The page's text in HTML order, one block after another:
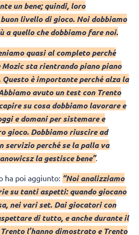
un bene; quindi, loro
livello di gioco. Noi dobbiamo
a quello che dobbiamo fare noi.
quasi al completo perché
Mozic sta rientrando piano piano
Questo è importante perché alza la
avuto un test con Trento
su cosa dobbiamo lavorare e
e domani per sistemare e
gioco. Dobbiamo riuscire ad
servizio perché se la palla va
la gestisce bene”.
ha poi aggiunto: “Noi analizziamo
su tanti aspetti: quando giocano
nei vari set. Dai giocatori con
di tutto, e anche durante il
l’hanno dimostrato e Trento